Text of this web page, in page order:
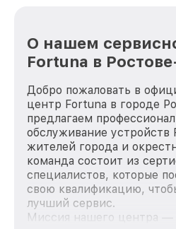
О нашем
Fortuna в
Добро пожаловать в
центр Fortuna в городе
предлагаем
обслуживание устройств
жителей города и
команда состоит из
специалистов, которые
свою квалификацию,
лучший сервис.
Миссия нашего центра —